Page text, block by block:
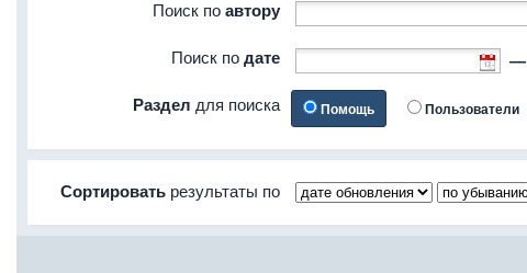
Поиск по автору
Поиск по дате —
Раздел для поиска Помощь Пользователи
Сортировать результаты по